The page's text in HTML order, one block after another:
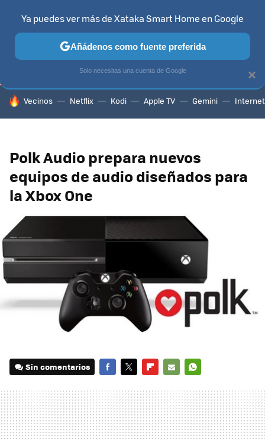
TELEVISORES CONTENIDOS SMART TV SELECCIÓN
HOY SE HABLA DE
Vecinos Netflix Kodi Apple TV Gemini Internet
Polk Audio prepara nuevos
equipos de audio diseñados para
la Xbox One
Sin comentarios
MAIL
×
Ya puedes ver más de Xataka Smart Home en Google
Añádenos como fuente preferida
Solo necesitas una cuenta de Google